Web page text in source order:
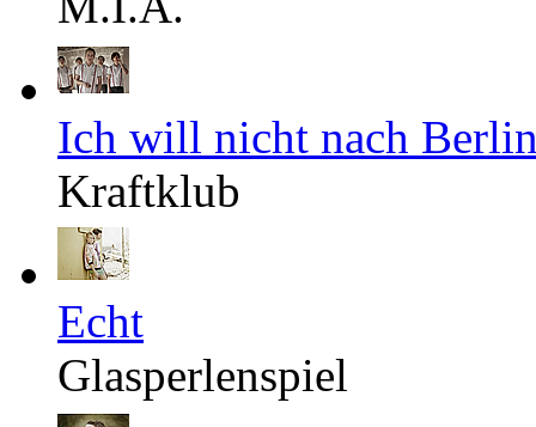
Ich will nicht nach
Kraftklub
Echt
Glasperlenspiel